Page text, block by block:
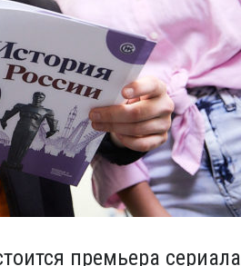
премьера сериала